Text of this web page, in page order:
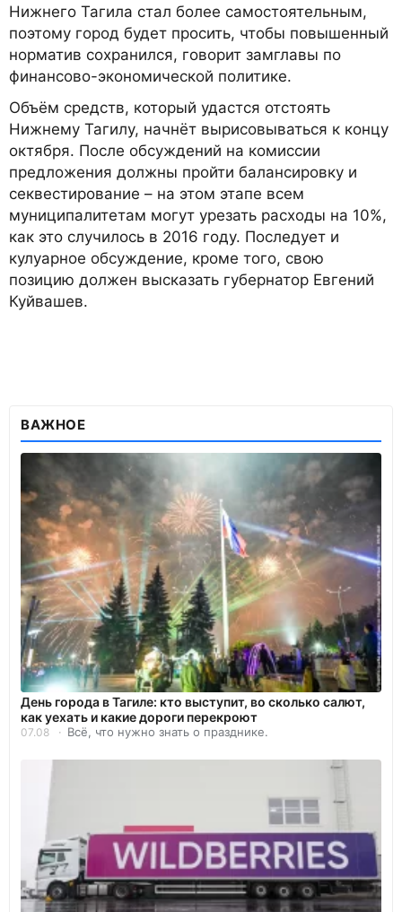
Нижнего Тагила стал более самостоятельным,
поэтому город будет просить, чтобы повышенный
норматив сохранился, говорит замглавы по
финансово-экономической политике.
Объём средств, который удастся отстоять
Нижнему Тагилу, начнёт вырисовываться к концу
октября. После обсуждений на комиссии
предложения должны пройти балансировку и
секвестирование – на этом этапе всем
муниципалитетам могут урезать расходы на 10%,
как это случилось в 2016 году. Последует и
кулуарное обсуждение, кроме того, свою
позицию должен высказать губернатор Евгений
Куйвашев.
ВАЖНОЕ
День города в Тагиле: кто выступит, во сколько салют,
как уехать и какие дороги перекроют
07.08 Всё, что нужно знать о празднике.